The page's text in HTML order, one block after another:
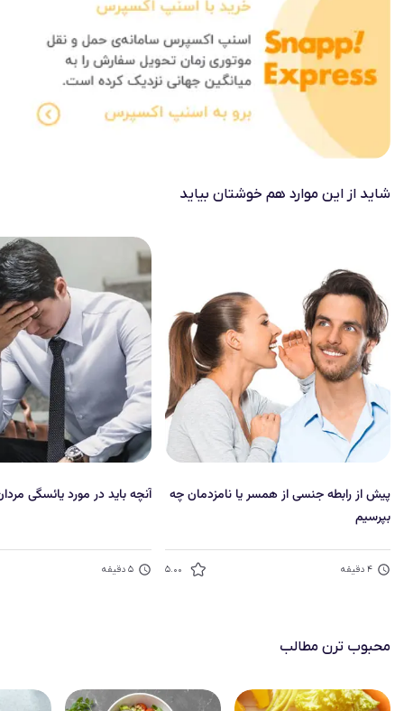
شاید از این موارد هم خوشتان بیاید
پیش از رابطه جنسی از همسر یا نامزدمان چه
بپرسیم
۴ دقیقه ۵.۰۰
آنچه باید در مورد یائسگی
۵ دقیقه
محبوب‌ ترن مطالب